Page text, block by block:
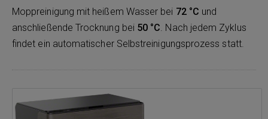
Moppreinigung mit heißem Wasser bei 72 °C und
anschließende Trocknung bei 50 °C. Nach jedem Zyklus
findet ein automatischer Selbstreinigungsprozess statt.